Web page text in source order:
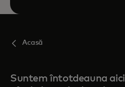
Acasă
Suntem întotdeauna aici